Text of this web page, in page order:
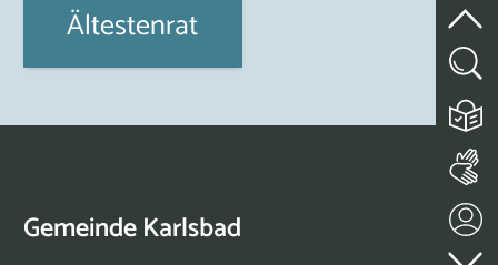
Ältestenrat
Gemeinde Karlsbad